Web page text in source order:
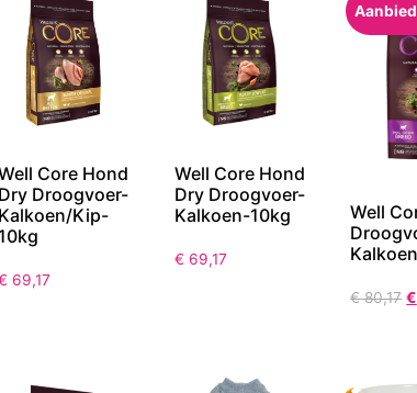
Core Hond
Dry Droogvoer-
Kalkoen/Kip-
10kg
69,17
Well Core Hond
Dry Droogvoer-
Kalkoen-10kg
€ 69,17
Well
€80,17 €